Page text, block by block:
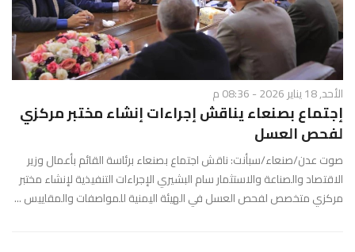
الأحد, 18 يناير 2026 - 08:36 م
إجتماع بصنعاء يناقش إجراءات إنشاء مختبر مركزي
لفحص العسل
صوت عدن/صنعاء/سبأنت: ناقش اجتماع بصنعاء برئاسة القائم بأعمال وزير
الاقتصاد والصناعة والاستثمار سام البشيري الإجراءات التنفيذية لإنشاء مختبر
مركزي متخصص لفحص العسل في الهيئة اليمنية للمواصفات والمقاييس ...